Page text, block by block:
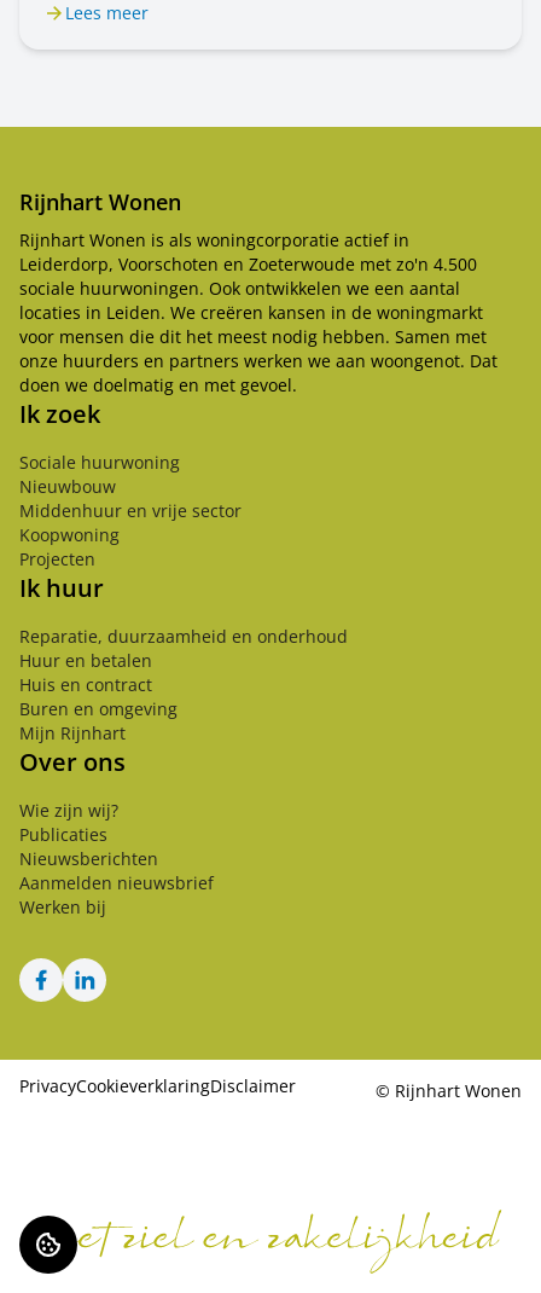
doen.Lees meer
Rijnhart Wonen
Rijnhart Wonen is als woningcorporatie actief in
Leiderdorp, Voorschoten en Zoeterwoude met zo'n 4.500
sociale huurwoningen. Ook ontwikkelen we een aantal
locaties in Leiden. We creëren kansen in de woningmarkt
voor mensen die dit het meest nodig hebben. Samen met
onze huurders en partners werken we aan woongenot. Dat
doen we doelmatig en met gevoel.
Ik zoek
Sociale huurwoning
Nieuwbouw
Middenhuur en vrije sector
Koopwoning
Projecten
Ik huur
Reparatie, duurzaamheid en onderhoud
Huur en betalen
Huis en contract
Buren en omgeving
Mijn Rijnhart
Over ons
Wie zijn wij?
Publicaties
Nieuwsberichten
Aanmelden nieuwsbrief
Werken bij
FacebookLinkedIn
PrivacyCookieverklaringDisclaimer © Rijnhart Wonen